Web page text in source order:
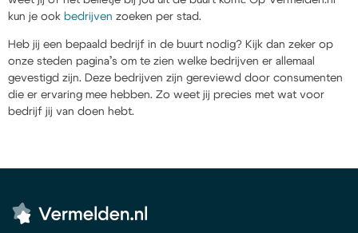
kun je ook bedrijven zoeken per stad.
Heb jij een bepaald bedrijf in de buurt nodig? Kijk dan zeker op
onze steden pagina’s om te zien welke bedrijven er allemaal
gevestigd zijn. Deze bedrijven zijn gereviewd door consumenten
die er ervaring mee hebben. Zo weet jij precies met wat voor
bedrijf jij van doen hebt.